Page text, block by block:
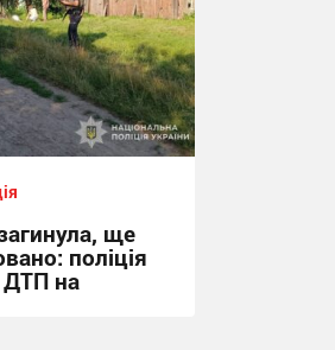
ще
поліція
ДТП на